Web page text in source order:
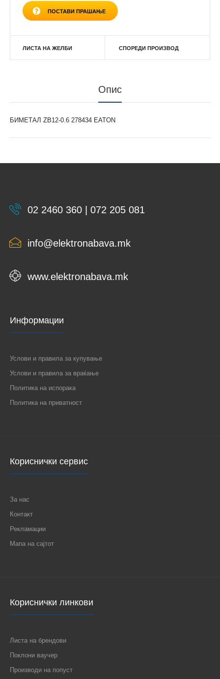
ПОСТАВИ ПРАШАЊЕ
ЛИСТА НА ЖЕЛБИ СПОРЕДИ ПРОИЗВОД
Опис
БИМЕТАЛ ZB12-0.6 278434 EATON
02 2460 360 | 072 205 081
info@elektronabava.mk
www.elektronabava.mk
Информации
Услови и правила за купување
Услови и правила за враќање
Политика на испорака
Политика на приватност
Кориснички сервис
За нас
Контакт
Рекламации
Мапа на сајтот
Кориснички линкови
Листа на брендови
Поклони ваучер
Производи на попуст